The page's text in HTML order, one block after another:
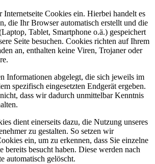
Internetseite Cookies ein. Hierbei handelt es
die Ihr Browser automatisch erstellt und die
Tablet, Smartphone o.ä.) gespeichert
Seite besuchen. Cookies richten auf Ihrem
an, enthalten keine Viren, Trojaner oder
Informationen abgelegt, die sich jeweils im
spezifisch eingesetzten Endgerät ergeben.
dass wir dadurch unmittelbar Kenntnis
dient einerseits dazu, die Nutzung unseres
zu gestalten. So setzen wir
ein, um zu erkennen, dass Sie einzelne
bereits besucht haben. Diese werden nach
automatisch gelöscht.